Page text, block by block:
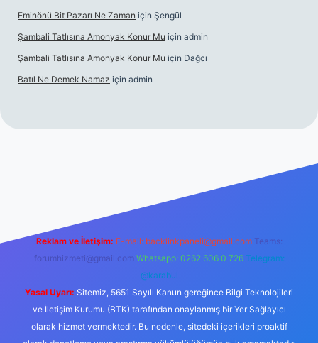
Eminönü Bit Pazarı Ne Zaman için Şengül
Şambali Tatlısına Amonyak Konur Mu için admin
Şambali Tatlısına Amonyak Konur Mu için Dağcı
Batıl Ne Demek Namaz için admin
Reklam ve İletişim: E-mail: backlinkpaneli@gmail.com Teams:
forumhizmeti@gmail.com Whatsapp: 0262 606 0 726 Telegram:
@karabul
Yasal Uyarı: Sitemiz, 5651 Sayılı Kanun gereğince Bilgi Teknolojileri
ve İletişim Kurumu (BTK) tarafından onaylanmış bir Yer Sağlayıcı
olarak hizmet vermektedir. Bu nedenle, sitedeki içerikleri proaktif